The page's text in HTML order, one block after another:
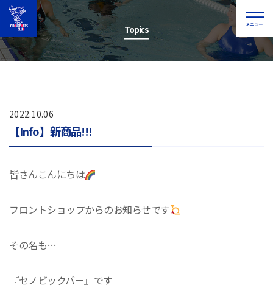
Topics
2022.10.06
【Info】新商品!!!
皆さんこんにちは
フロントショップからのお知らせです
その名も…
『セノビックバー』です